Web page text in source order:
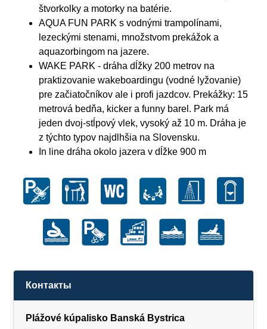
štvorkolky a motorky na batérie.
AQUA FUN PARK s vodnými trampolínami,
lezeckými stenami, množstvom prekážok a
aquazorbingom na jazere.
WAKE PARK - dráha dĺžky 200 metrov na
praktizovanie wakeboardingu (vodné lyžovanie)
pre začiatočníkov ale i profi jazdcov. Prekážky: 15
metrová bedňa, kicker a funny barel. Park má
jeden dvoj-stĺpový vlek, vysoký až 10 m. Dráha je
z týchto typov najdlhšia na Slovensku.
In line dráha okolo jazera v dĺžke 900 m
Контакты
Plážové kúpalisko Banská Bystrica